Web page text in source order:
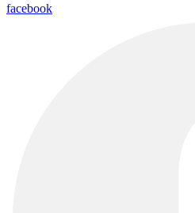
facebook